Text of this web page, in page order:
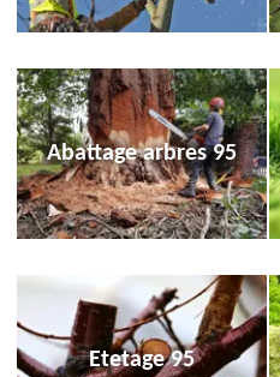
Abattage arbres 95
Etetage 95